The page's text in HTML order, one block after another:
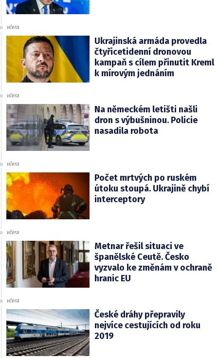
včera
Ukrajinská armáda provedla
čtyřicetidenní dronovou
kampaň s cílem přinutit Kreml
k mírovým jednáním
včera
Na německém letišti našli
dron s výbušninou. Policie
nasadila robota
včera
Počet mrtvých po ruském
útoku stoupá. Ukrajině chybí
interceptory
včera
Metnar řešil situaci ve
španělské Ceutě. Česko
vyzvalo ke změnám v ochraně
hranic EU
včera
České dráhy přepravily
nejvíce cestujících od roku
2019